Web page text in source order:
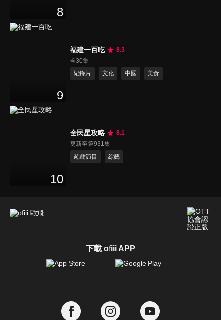
8
9
福建一百吃
8.3
全30集
紀錄片
文化 中國 美食
10
全民星攻略
8.1
更新至第931集
遊戲節目
綜藝
下載 ofiii APP